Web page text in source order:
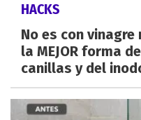
HACKS
No es con
la MEJOR forma
canillas y del